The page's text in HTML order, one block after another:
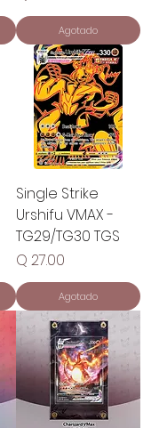
Agotado
Single Strike
Urshifu VMAX -
TG29/TG30 TGS
Precio
Q 27.00
Agotado